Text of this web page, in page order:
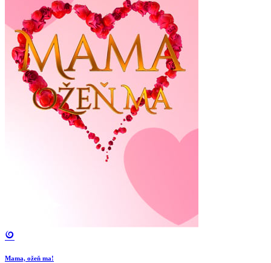
Mama, ožeň ma!